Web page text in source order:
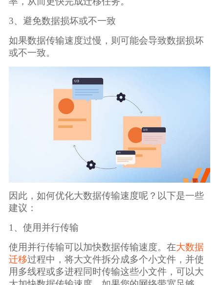
影视制作业
3、避免数据损坏或不一致
如果数据传输速度过慢，则可能会导致数据损坏
或不一致。
因此，如何优化大数据传输速度呢？以下是一些
建议：
1、使用并行传输
使用并行传输可以加快数据传输速度。在大数据
迁移过程中，将大文件拆分成多个小文件，并使
用多线程或多进程同时传输这些小文件，可以大